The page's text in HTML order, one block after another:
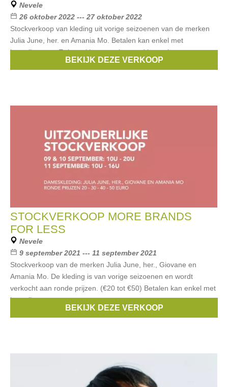
Nevele
26 oktober 2022 --- 27 oktober 2022
Stockverkoop van kleding uit vorige seizoenen van de merken
Julia June, her. en Amania Mo. Betalen kan enkel met
betaalkaarten. Er is parking voorzien rond het gebouw.
Julia June,Amania Mo
BEKIJK DEZE VERKOOP
STOCKVERKOOP MORE BRANDS
FOR LESS
Nevele
9 september 2021 --- 11 september 2021
Stockverkoop van de merken Julia June, her., Giovane en
Amania Mo. De kleding is van vorige seizoenen en wordt
verkocht aan ronde prijzen. (€20 tot €50) Betalen kan enkel met
betaalkaarten.
Giovane,Jo De Visscher,Julia June
BEKIJK DEZE VERKOOP